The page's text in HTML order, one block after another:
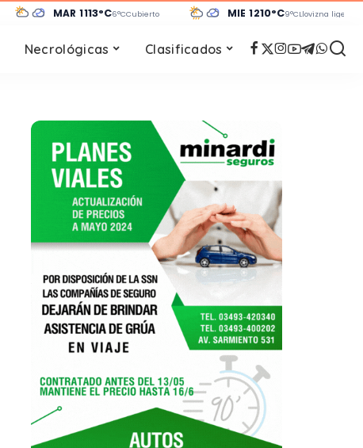
MAR 1113°C6°CCubierto MIÉ 1210°C9°CLlovizna ligera
Necrológicas Clasificados